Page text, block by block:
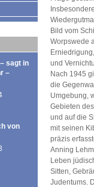
sagt in
–
von
Bild vom
Worpswede
und
Nach 1945
die
Umgebung,
Gebieten
und auf die
mit seinen
präzis
Anning
Leben
Sitten,
Judentums.